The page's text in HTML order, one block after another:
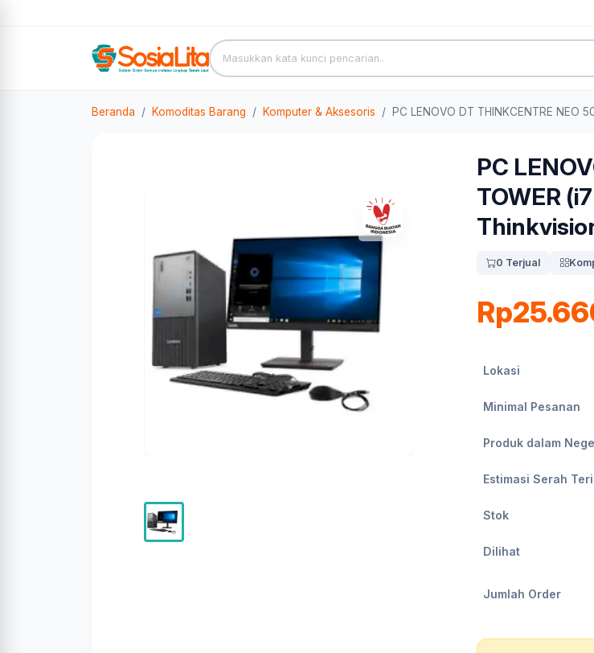
Beranda Komoditas Barang Komputer & Aksesoris PC LENOVO DT THINKCENTRE NEO
PC
TOWER
0 Terjual
Lokasi
Minimal Pesanan
Produk dalam
Estimasi Serah
Stok
Dilihat
Jumlah Order